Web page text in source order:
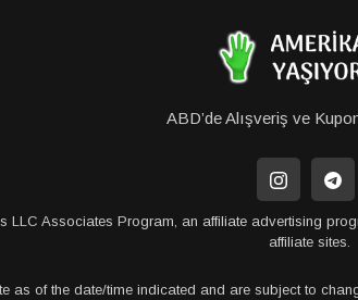
ABD’de Alışveriş ve
LLC Associates Program, an affiliate advertising
affiliate sites.
as of the date/time indicated and are subject to